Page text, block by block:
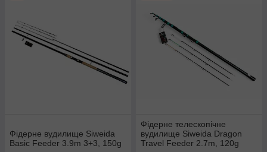
Фідерне вудилище Siweida
Basic Feeder 3.9m 3+3, 150g
Фідерне телескопічне
вудилище Siweida Dragon
Travel Feeder 2.7m, 120g